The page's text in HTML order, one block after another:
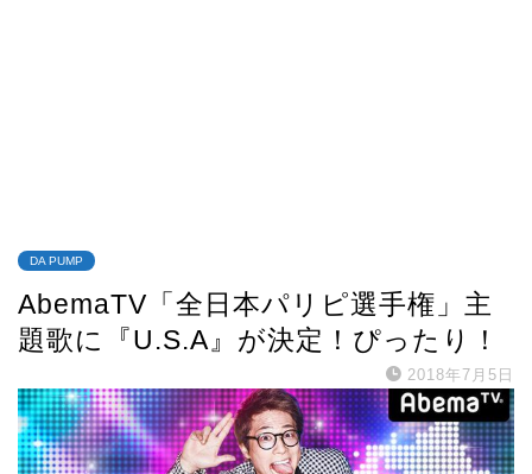
DA PUMP
AbemaTV「全日本パリピ選手権」主
題歌に『U.S.A』が決定！ぴったり！
2018年7月5日